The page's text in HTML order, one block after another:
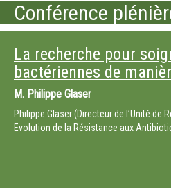
Conférence
La recherche pour
bactériennes de
M. Philippe Glaser
Philippe Glaser (Directeur de l’Unité de
Evolution de la Résistance aux